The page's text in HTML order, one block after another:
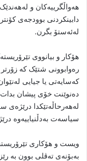
هەواڵگرییەکان و
دابینکردنی بوودجەی
لەئەستۆ بگرن.
هۆکار و بیانووی
رەوابوونی شتێک کە
کەسایەتی یا جیایی
دەنوێنت خۆی پیشان
لەهەرحاڵەتێکدا درێژەی
سیاسەت بەدڵنیاییەوە
ویست و هۆکاری
بەبۆنەی تەڤلی بوون بە